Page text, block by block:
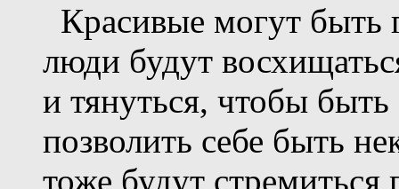
Красивые могут
люди будут
и тянуться, чтобы
позволить себе быть
тоже будут стремиться